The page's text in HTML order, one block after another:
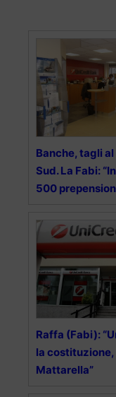
Banche, tagli
Sud. La Fabi:
500
Raffa (Fabi):
la
Mattarella”